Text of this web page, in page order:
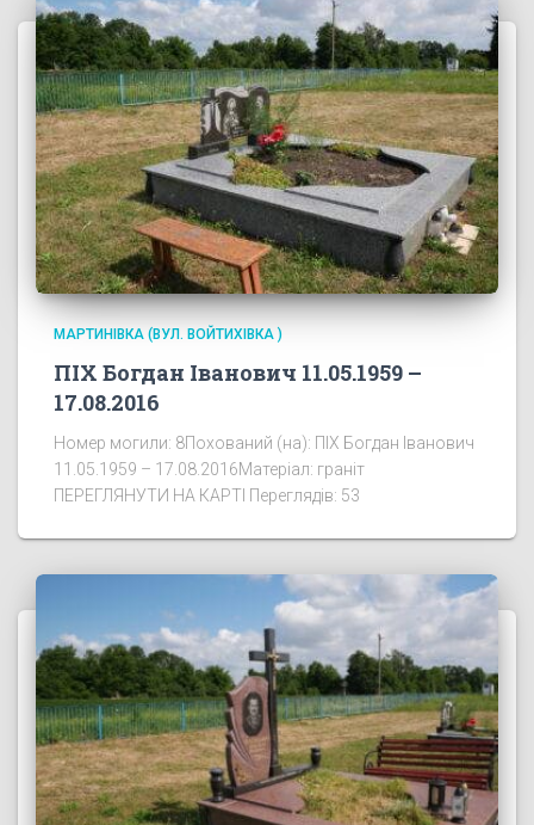
МАРТИНІВКА (ВУЛ. ВОЙТИХІВКА )
ПІХ Богдан Іванович 11.05.1959 –
17.08.2016
Номер могили: 8Похований (на): ПІХ Богдан Іванович
11.05.1959 – 17.08.2016Матеріал: граніт
ПЕРЕГЛЯНУТИ НА КАРТІ Переглядів: 53